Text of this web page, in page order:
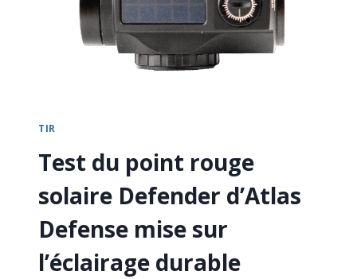
TIR
Test du point rouge
solaire Defender d’Atlas
Defense mise sur
l’éclairage durable